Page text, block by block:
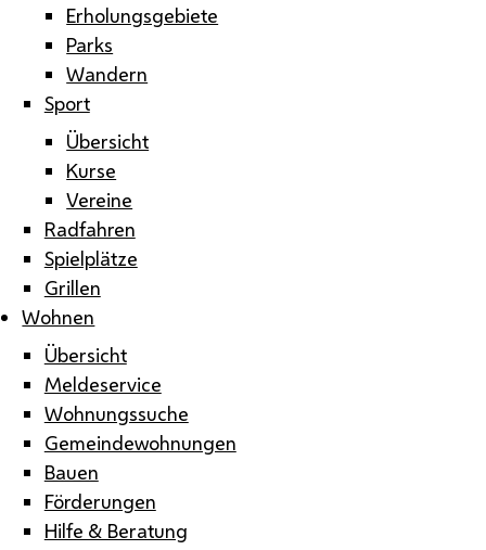
Erholungsgebiete
Parks
Wandern
Sport
Übersicht
Kurse
Vereine
Radfahren
Spielplätze
Grillen
Wohnen
Übersicht
Meldeservice
Wohnungssuche
Gemeindewohnungen
Bauen
Förderungen
Hilfe & Beratung